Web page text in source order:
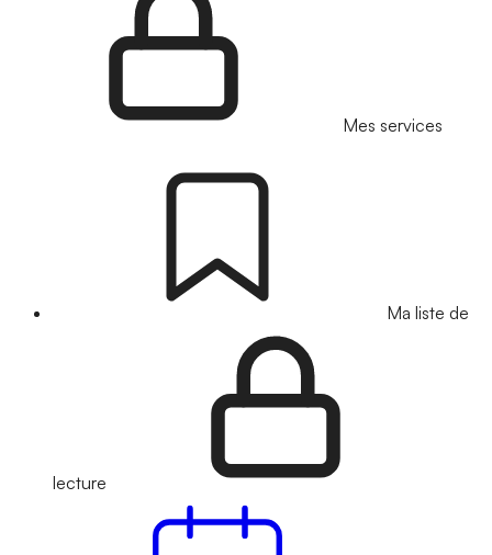
Mes services
Ma liste de
lecture